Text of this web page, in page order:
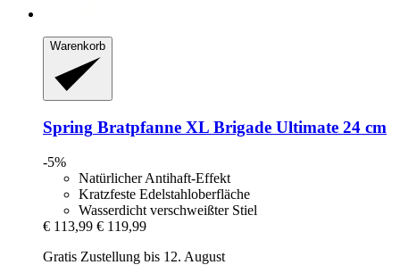
Warenkorb
Spring Bratpfanne XL Brigade Ultimate 24 cm
-5%
Natürlicher Antihaft-Effekt
Kratzfeste Edelstahloberfläche
Wasserdicht verschweißter Stiel
€ 113,99 € 119,99
Gratis Zustellung bis 12. August